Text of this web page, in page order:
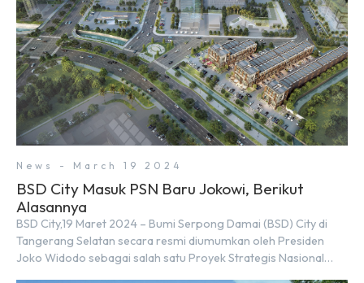
News - March 19 2024
BSD City Masuk PSN Baru Jokowi, Berikut
Alasannya
BSD City,19 Maret 2024 – Bumi Serpong Damai (BSD) City di
Tangerang Selatan secara resmi diumumkan oleh Presiden
Joko Widodo sebagai salah satu Proyek Strategis Nasional